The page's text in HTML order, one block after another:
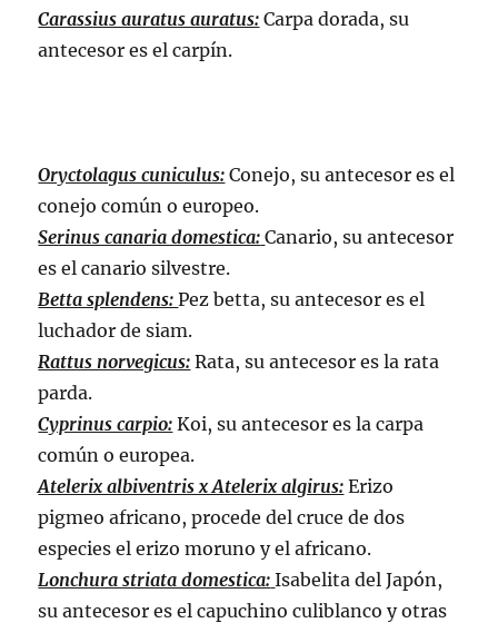
Carassius auratus auratus: Carpa dorada, su
antecesor es el carpín.
Oryctolagus cuniculus: Conejo, su antecesor es el
conejo común o europeo.
Serinus canaria domestica: Canario, su antecesor
es el canario silvestre.
Betta splendens:Pez betta, su antecesor es el
luchador de siam.
Rattus norvegicus: Rata, su antecesor es la rata
parda.
Cyprinus carpio: Koi, su antecesor es la carpa
común o europea.
Atelerix albiventris x Atelerix algirus: Erizo
pigmeo africano, procede del cruce de dos
especies el erizo moruno y el africano.
Lonchura striata domestica: Isabelita del Japón,
su antecesor es el capuchino culiblanco y otras